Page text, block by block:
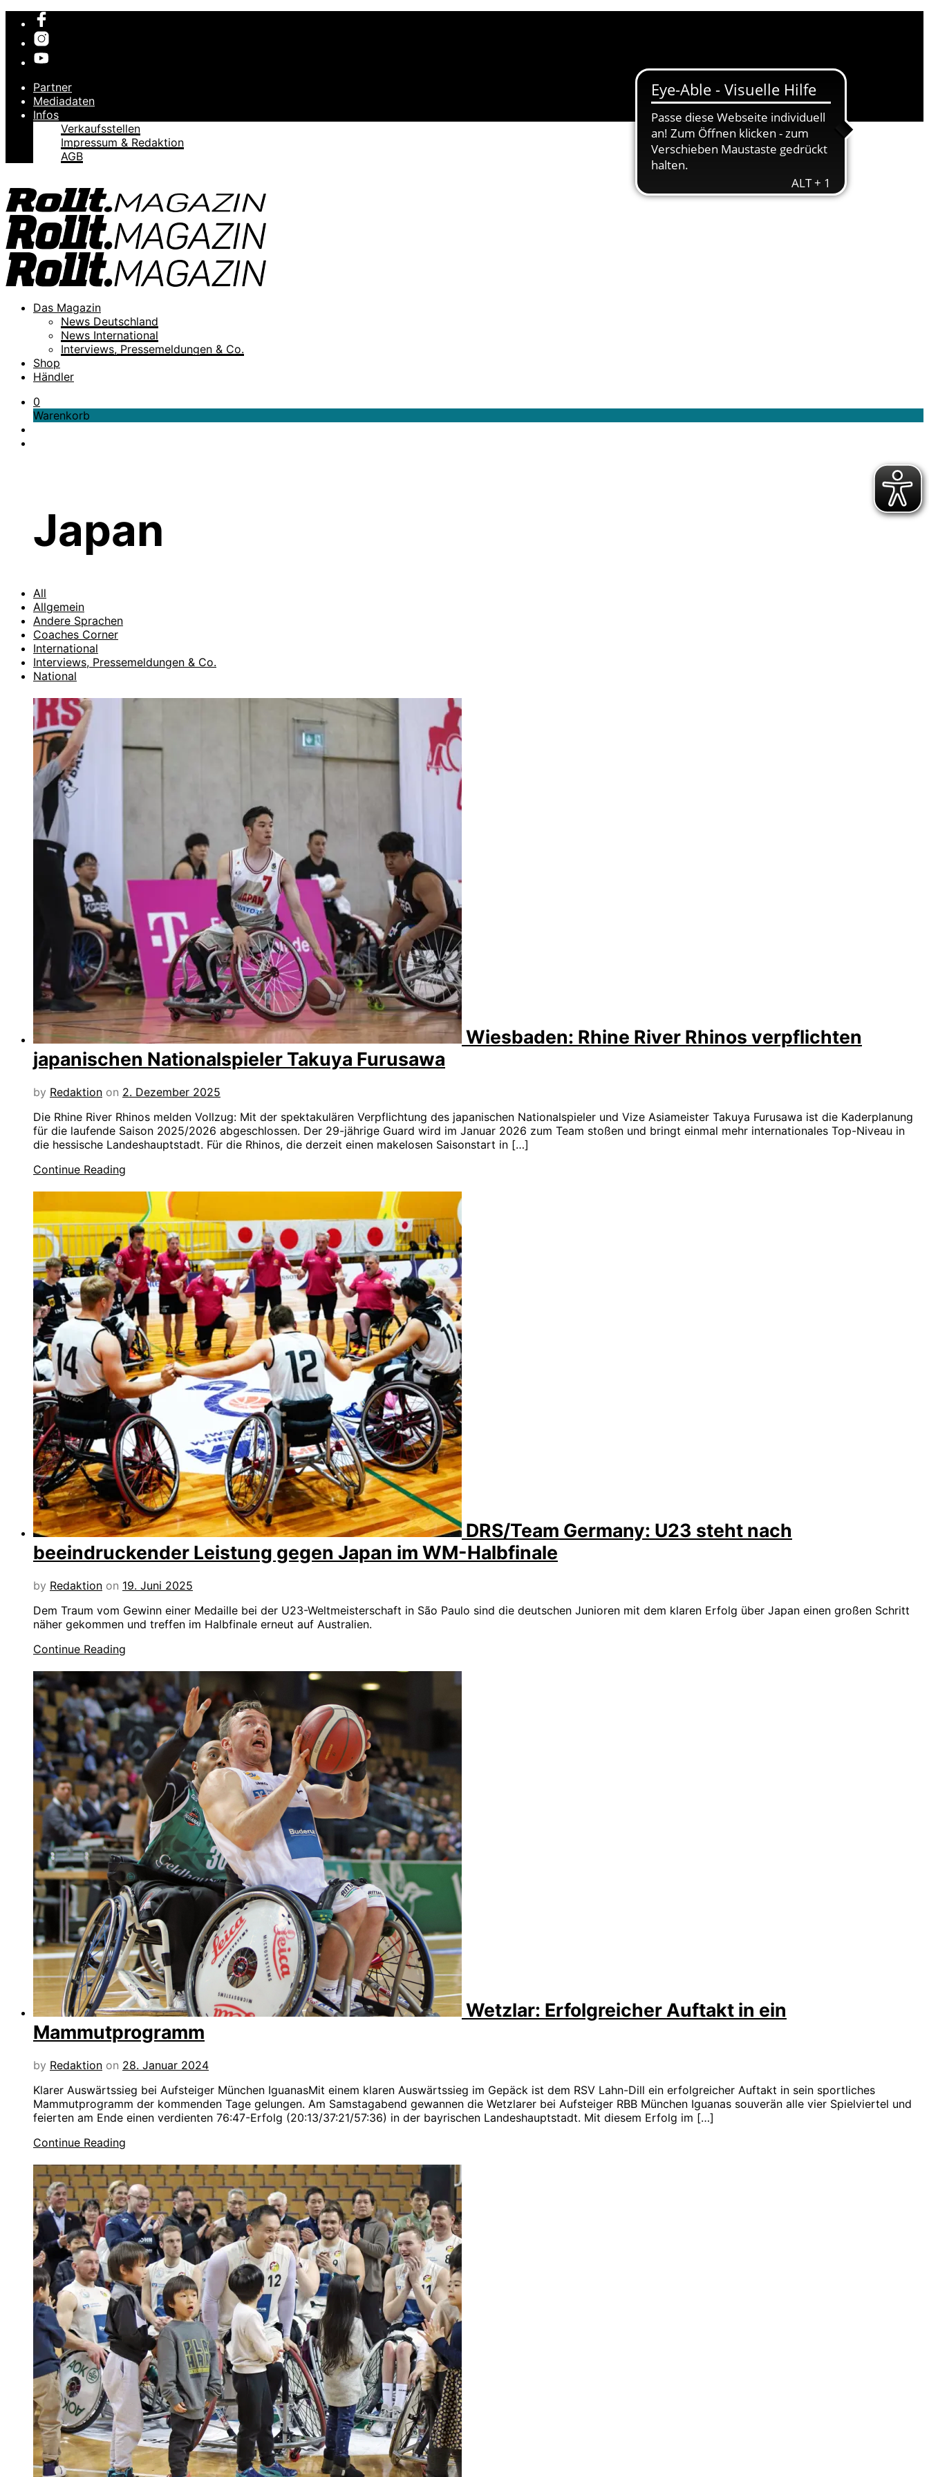
Partner
Mediadaten
Infos
Verkaufsstellen
Impressum & Redaktion
AGB
Das Magazin
News Deutschland
News International
Interviews, Pressemeldungen & Co.
Shop
Händler
0
Warenkorb
Japan
All
Allgemein
Andere Sprachen
Coaches Corner
International
Interviews, Pressemeldungen & Co.
National
Wiesbaden: Rhine River Rhinos verpflichten
japanischen Nationalspieler Takuya Furusawa
by Redaktion on 2. Dezember 2025
Die Rhine River Rhinos melden Vollzug: Mit der spektakulären Verpflichtung des japanischen Nationalspieler und Vize Asiameister Takuya Furusawa ist die Kaderplanung
für die laufende Saison 2025/2026 abgeschlossen. Der 29-jährige Guard wird im Januar 2026 zum Team stoßen und bringt einmal mehr internationales Top-Niveau in
die hessische Landeshauptstadt. Für die Rhinos, die derzeit einen makelosen Saisonstart in […]
Continue Reading
DRS/Team Germany: U23 steht nach
beeindruckender Leistung gegen Japan im WM-Halbfinale
by Redaktion on 19. Juni 2025
Dem Traum vom Gewinn einer Medaille bei der U23-Weltmeisterschaft in São Paulo sind die deutschen Junioren mit dem klaren Erfolg über Japan einen großen Schritt
näher gekommen und treffen im Halbfinale erneut auf Australien.
Continue Reading
Wetzlar: Erfolgreicher Auftakt in ein
Mammutprogramm
by Redaktion on 28. Januar 2024
Klarer Auswärtssieg bei Aufsteiger München IguanasMit einem klaren Auswärtssieg im Gepäck ist dem RSV Lahn-Dill ein erfolgreicher Auftakt in sein sportliches
Mammutprogramm der kommenden Tage gelungen. Am Samstagabend gewannen die Wetzlarer bei Aufsteiger RBB München Iguanas souverän alle vier Spielviertel und
feierten am Ende einen verdienten 76:47-Erfolg (20:13/37:21/57:36) in der bayrischen Landeshauptstadt. Mit diesem Erfolg im […]
Continue Reading